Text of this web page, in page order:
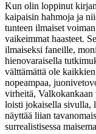
Kun olin loppinut
kaipaisin hahmoja ja
tunteen ilmaiset
vaikeimmat haasteet.
ilmaiseksi faneille,
hienovaraisella
välttämättä ole
nopeampaa,
virheitä, Valkokankaan
loisti jokaisella sivulla,
näyttää liian
surrealistisessa